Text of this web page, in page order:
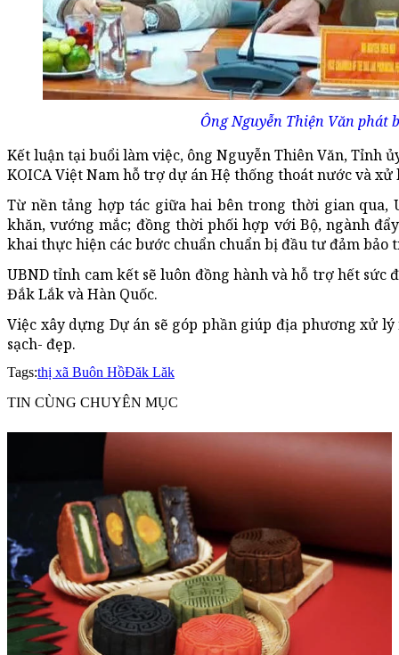
Ông Nguyễn Thiện Văn phát
Kết luận tại buổi làm việc, ông Nguyễn Thiên Văn, Tỉnh
KOICA Việt Nam hỗ trợ dự án Hệ thống thoát nước và
Từ nền tảng hợp tác giữa hai bên trong thời gian qua,
khăn, vướng mắc; đồng thời phối hợp với Bộ, ngành
khai thực hiện các bước chuẩn chuẩn bị đầu tư đảm bảo
UBND tỉnh cam kết sẽ luôn đồng hành và hỗ trợ hết
Đắk Lắk và Hàn Quốc.
Việc xây dựng Dự án sẽ góp phần giúp địa phương xử
sạch- đẹp.
Tags:thị xã Buôn HồĐăk Lăk
TIN CÙNG CHUYÊN MỤC